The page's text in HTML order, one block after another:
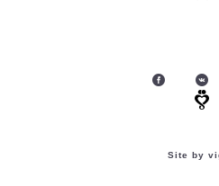
Site by